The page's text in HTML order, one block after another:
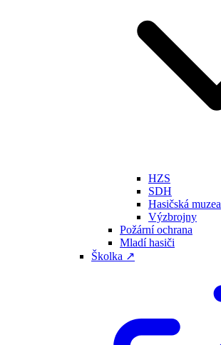
HZS
SDH
Hasičská muzea
Výzbrojny
Požární ochrana
Mladí hasiči
Školka ↗